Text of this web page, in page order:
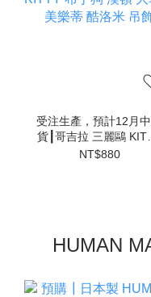
受注生產，預計12月
貨┃哥吉拉 三麗鷗
布丁狗 漢頓 大耳狗 美
NT$880
HUMAN